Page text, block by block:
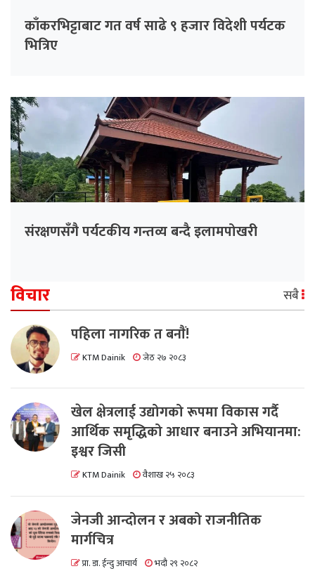
काँकरभिट्टाबाट गत वर्ष साढे ९ हजार विदेशी पर्यटक
भित्रिए
संरक्षणसँगै पर्यटकीय गन्तव्य बन्दै इलामपोखरी
विचार सबै
पहिला नागरिक त बनाैं!
KTM Dainik जेठ २७ २०८३
खेल क्षेत्रलाई उद्योगको रूपमा विकास गर्दै
आर्थिक समृद्धिको आधार बनाउने अभियानमा:
इश्वर जिसी
KTM Dainik वैशाख २५ २०८३
जेनजी आन्दोलन र अबको राजनीतिक
मार्गचित्र
प्रा. डा. ईन्दु आचार्य भदौ २९ २०८२